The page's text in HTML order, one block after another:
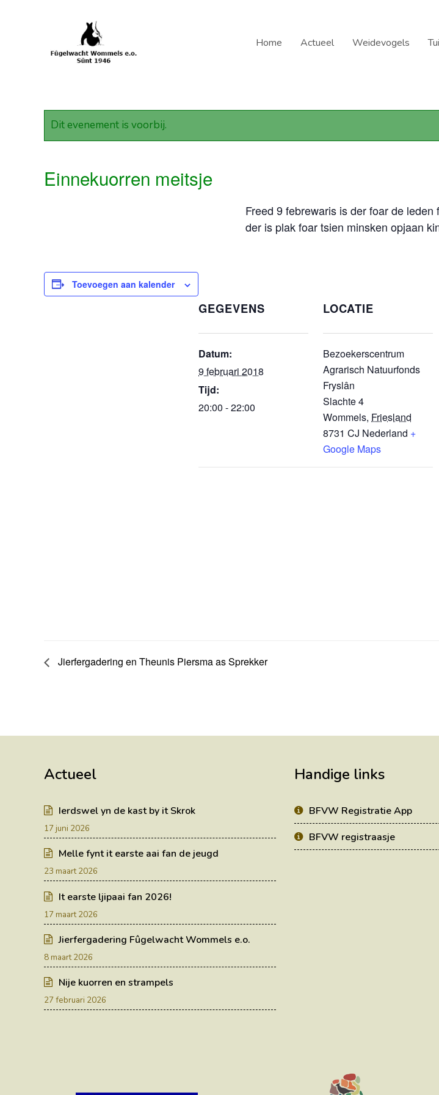
Home Actueel Weidevogels
Dit evenement is voorbij.
Einnekuorren meitsje
Freed 9 febrewaris is der foar de
der is plak foar tsien minsken opjaan
Toevoegen aan kalender
GEGEVENS
Datum:
9 februari 2018
Tijd:
20:00 - 22:00
LOCATIE
Bezoekerscentrum
Agrarisch Natuurfonds
Fryslân
Slachte 4
Wommels, Friesland
8731 CJ Nederland +
Google Maps
Jierfergadering en Theunis Piersma as Sprekker
Actueel
Ierdswel yn de kast by it Skrok
17 juni 2026
Melle fynt it earste aai fan de jeugd
23 maart 2026
It earste ljipaai fan 2026!
17 maart 2026
Jierfergadering Fûgelwacht Wommels e.o.
8 maart 2026
Nije kuorren en strampels
27 februari 2026
Handige links
BFVW Registratie App
BFVW registraasje